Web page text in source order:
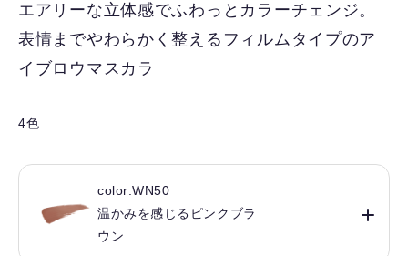
り
を
エアリーな立体感でふわっとカラーチェンジ。
表情までやわらかく整えるフィルムタイプのア
イブロウマスカラ
4色
color:WN50
温かみを感じるピンクブラ
ウン